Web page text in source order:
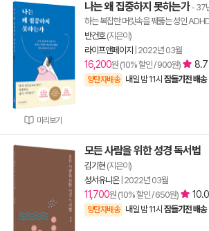
미리보기
나는 왜 집중하지 못하는가- 37
하는 복잡한 머릿속을 꿰뚫는 성인
반건호(지은이)
라이프앤페이지
2022년 03월
16,200원 (10% 할인 / 900원) 8.7
양탄자배송 내일 밤 11시 잠들기전 배송
모든 사람을 위한 성경 독서법
김기현 (지은이)
성서유니온| 2022년 03월
11,700원 (10% 할인 / 650원) 10.0
양탄자배송 내일 밤 11시 잠들기전 배송